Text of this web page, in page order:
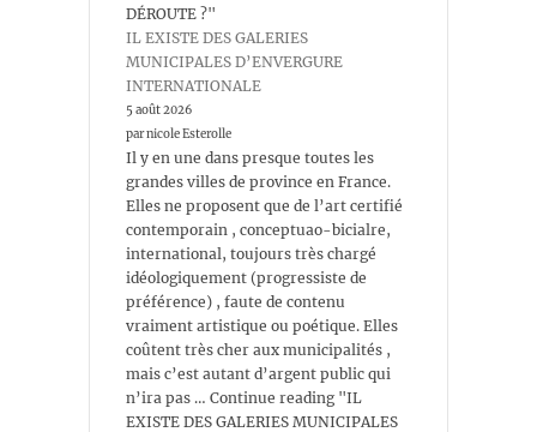
DÉROUTE ?"
IL EXISTE DES GALERIES
MUNICIPALES D’ENVERGURE
INTERNATIONALE
5 août 2026
par nicole Esterolle
Il y en une dans presque toutes les
grandes villes de province en France.
Elles ne proposent que de l’art certifié
contemporain , conceptuao-bicialre,
international, toujours très chargé
idéologiquement (progressiste de
préférence) , faute de contenu
vraiment artistique ou poétique. Elles
coûtent très cher aux municipalités ,
mais c’est autant d’argent public qui
n’ira pas … Continue reading "IL
EXISTE DES GALERIES MUNICIPALES